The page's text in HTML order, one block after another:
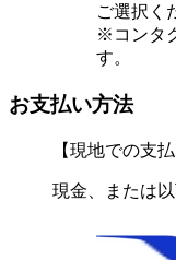
ご選択く
※コンタ
す。
お支払い方法
【現地での支払
現金、または